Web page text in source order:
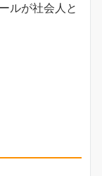
ルが社会人と